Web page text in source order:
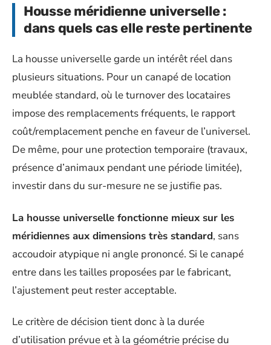
Housse méridienne universelle :
dans quels cas elle reste pertinente
La housse universelle garde un intérêt réel dans
plusieurs situations. Pour un canapé de location
meublée standard, où le turnover des locataires
impose des remplacements fréquents, le rapport
coût/remplacement penche en faveur de l’universel.
De même, pour une protection temporaire (travaux,
présence d’animaux pendant une période limitée),
investir dans du sur-mesure ne se justifie pas.
La housse universelle fonctionne mieux sur les
méridiennes aux dimensions très standard, sans
accoudoir atypique ni angle prononcé. Si le canapé
entre dans les tailles proposées par le fabricant,
l’ajustement peut rester acceptable.
Le critère de décision tient donc à la durée
d’utilisation prévue et à la géométrie précise du